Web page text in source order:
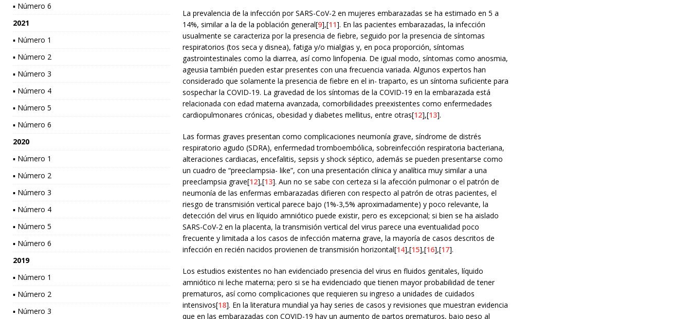
La prevalencia de la infección por SARS-CoV-2 en mujeres embarazadas se ha estimado en 5 a
14%, similar a la de la población general[9],[11]. En las pacientes embarazadas, la infección
usualmente se caracteriza por la presencia de fiebre, seguido por la presencia de síntomas
respiratorios (tos seca y disnea), fatiga y/o mialgias y, en poca proporción, síntomas
gastrointestinales como la diarrea, así como linfopenia. De igual modo, síntomas como anosmia,
ageusia también pueden estar presentes con una frecuencia variada. Algunos expertos han
considerado que solamente la presencia de fiebre en el in- traparto, es un síntoma suficiente para
sospechar la COVID-19. La gravedad de los síntomas de la COVID-19 en la embarazada está
relacionada con edad materna avanzada, comorbilidades preexistentes como enfermedades
cardiopulmonares crónicas, obesidad y diabetes mellitus, entre otras[12],[13].
Las formas graves presentan como complicaciones neumonía grave, síndrome de distrés
respiratorio agudo (SDRA), enfermedad tromboembólica, sobreinfección respiratoria bacteriana,
alteraciones cardiacas, encefalitis, sepsis y shock séptico, además se pueden presentarse como
un cuadro de “preeclampsia- like”, con una presentación clínica y analítica muy similar a una
preeclampsia grave[12],[13]. Aun no se sabe con certeza si la afección pulmonar o el patrón de
neumonía de las enfermas embarazadas difieren con respecto al patrón de otras pacientes, el
riesgo de transmisión vertical parece bajo (1%-3,5% aproximadamente) y poco relevante, la
detección del virus en líquido amniótico puede existir, pero es excepcional; si bien se ha aislado
SARS-CoV-2 en la placenta, la transmisión vertical del virus parece una eventualidad poco
frecuente y limitada a los casos de infección materna grave, la mayoría de casos descritos de
infección en recién nacidos provienen de transmisión horizontal[14],[15],[16],[17].
Los estudios existentes no han evidenciado presencia del virus en fluidos genitales, líquido
amniótico ni leche materna; pero si se ha evidenciado que tienen mayor probabilidad de tener
prematuros, así como complicaciones que requieren su ingreso a unidades de cuidados
intensivos[18]. En la literatura mundial ya hay series de casos y revisiones que muestran evidencia
que en las embarazadas con COVID-19 hay un aumento de partos prematuros, bajo peso al
▪ Número 6
2021
▪ Número 1
▪ Número 2
▪ Número 3
▪ Número 4
▪ Número 5
▪ Número 6
2020
▪ Número 1
▪ Número 2
▪ Número 3
▪ Número 4
▪ Número 5
▪ Número 6
2019
▪ Número 1
▪ Número 2
▪ Número 3